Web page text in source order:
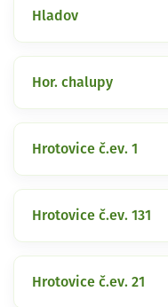
Hladov
Hor. chalupy
Hrotovice č.ev. 1
Hrotovice č.ev. 131
Hrotovice č.ev. 21